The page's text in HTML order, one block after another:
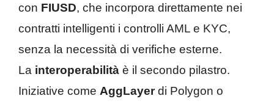
con FIUSD, che incorpora direttamente nei
contratti intelligenti i controlli AML e KYC,
senza la necessità di verifiche esterne.
La interoperabilità è il secondo pilastro.
Iniziative come AggLayerdi Polygon o